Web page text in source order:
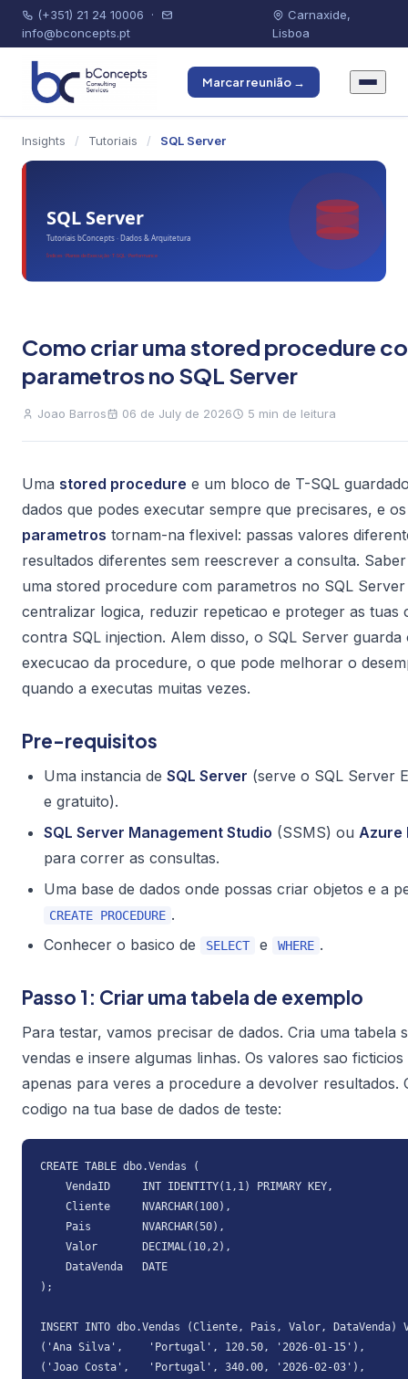
(+351) 21 24 10006 ·
info@bconcepts.pt
Carnaxide,
Lisboa
Marcar reunião →
Insights / Tutoriais / SQL Server
Como criar uma stored procedure
parametros no SQL Server
Joao Barros 06 de July de 2026 5 min de leitura
Uma stored procedure e um bloco de T-SQL
dados que podes executar sempre que precisares, e os
parametros tornam-na flexivel: passas valores
resultados diferentes sem reescrever a consulta.
uma stored procedure com parametros no SQL
centralizar logica, reduzir repeticao e proteger as tuas
contra SQL injection. Alem disso, o SQL Server guarda
execucao da procedure, o que pode melhorar o
quando a executas muitas vezes.
Pre-requisitos
Uma instancia de SQL Server (serve o SQL Server
e gratuito).
SQL Server Management Studio (SSMS) ou Azure
para correr as consultas.
Uma base de dados onde possas criar objetos e a
CREATE PROCEDURE .
Conhecer o basico de
SELECT e WHERE .
Passo 1: Criar uma tabela de exemplo
Para testar, vamos precisar de dados. Cria uma tabela
vendas e insere algumas linhas. Os valores sao
apenas para veres a procedure a devolver resultados.
codigo na tua base de dados de teste:
CREATE TABLE dbo.Vendas (
    VendaID     INT IDENTITY(1,1) PRIMARY KEY,
    Cliente     NVARCHAR(100),
    Pais        NVARCHAR(50),
    Valor       DECIMAL(10,2),
    DataVenda   DATE
);
INSERT INTO dbo.Vendas (Cliente, Pais, Valor, DataVenda)
('Ana Silva',    'Portugal', 120.50, '2026-01-15'),
('Joao Costa',   'Portugal', 340.00, '2026-02-03'),